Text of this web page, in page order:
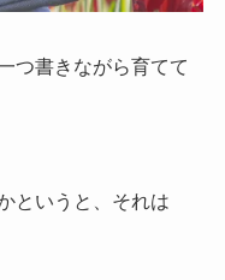
つ書きながら育てて
というと、それは